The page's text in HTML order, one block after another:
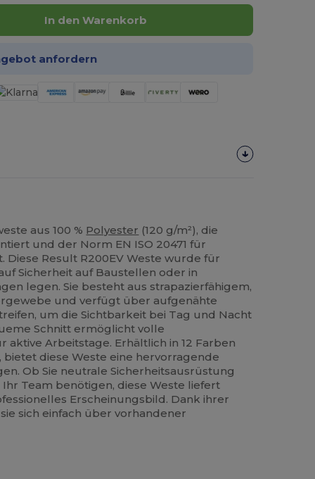
In den Warenkorb
anfordern
aus 100 % Polyester (120 g/m²), die
und der Norm EN ISO 20471 für
Diese Result R200EV Weste wurde für
Sicherheit auf Baustellen oder in
legen. Sie besteht aus strapazierfähigem,
und verfügt über aufgenähte
um die Sichtbarkeit bei Tag und Nacht
Schnitt ermöglicht volle
aktive Arbeitstage. Erhältlich in 12 Farben
bietet diese Weste eine hervorragende
Ob Sie neutrale Sicherheitsausrüstung
Team benötigen, diese Weste liefert
Erscheinungsbild. Dank ihrer
sich einfach über vorhandener